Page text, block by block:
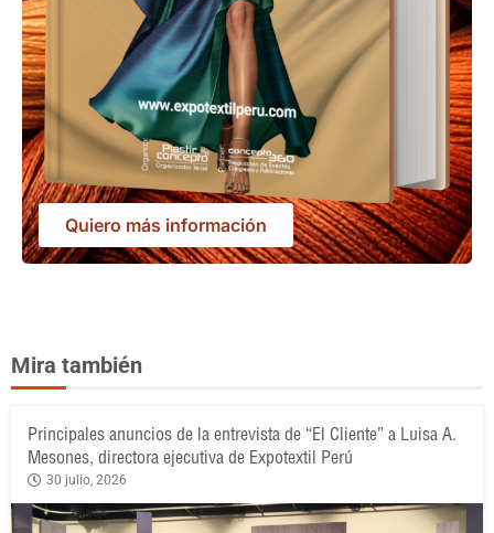
Quiero más información
Mira también
Principales anuncios de la entrevista de “El Cliente” a Luisa A.
Mesones, directora ejecutiva de Expotextil Perú
30 julio, 2026